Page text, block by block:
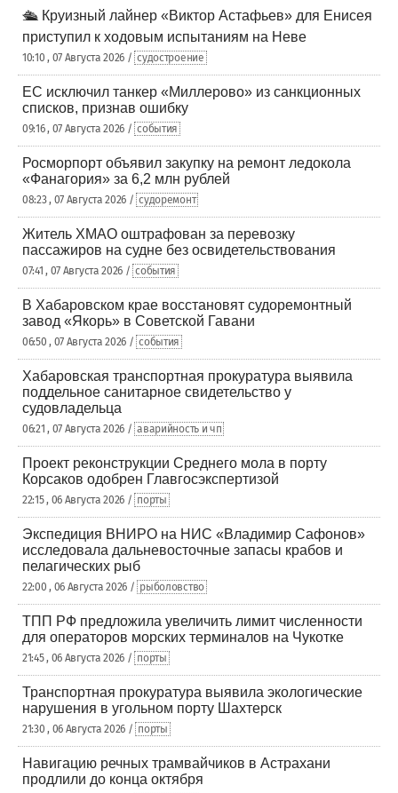
🛳️ Круизный лайнер «Виктор Астафьев» для Енисея
приступил к ходовым испытаниям на Неве
10:10 , 07 Августа 2026 / судостроение
ЕС исключил танкер «Миллерово» из санкционных
списков, признав ошибку
09:16 , 07 Августа 2026 / события
Росморпорт объявил закупку на ремонт ледокола
«Фанагория» за 6,2 млн рублей
08:23 , 07 Августа 2026 / судоремонт
Житель ХМАО оштрафован за перевозку
пассажиров на судне без освидетельствования
07:41 , 07 Августа 2026 / события
В Хабаровском крае восстановят судоремонтный
завод «Якорь» в Советской Гавани
06:50 , 07 Августа 2026 / события
Хабаровская транспортная прокуратура выявила
поддельное санитарное свидетельство у
судовладельца
06:21 , 07 Августа 2026 / аварийность и чп
Проект реконструкции Среднего мола в порту
Корсаков одобрен Главгосэкспертизой
22:15 , 06 Августа 2026 / порты
Экспедиция ВНИРО на НИС «Владимир Сафонов»
исследовала дальневосточные запасы крабов и
пелагических рыб
22:00 , 06 Августа 2026 / рыболовство
ТПП РФ предложила увеличить лимит численности
для операторов морских терминалов на Чукотке
21:45 , 06 Августа 2026 / порты
Транспортная прокуратура выявила экологические
нарушения в угольном порту Шахтерск
21:30 , 06 Августа 2026 / порты
Навигацию речных трамвайчиков в Астрахани
продлили до конца октября